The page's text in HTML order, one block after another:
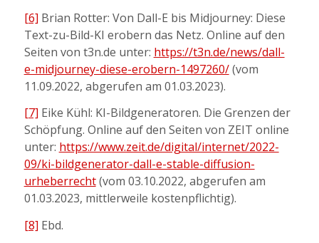
[6] Brian Rotter: Von Dall-E bis Midjourney: Diese
Text-zu-Bild-KI erobern das Netz. Online auf den
Seiten von t3n.de unter: https://t3n.de/news/dall-
e-midjourney-diese-erobern-1497260/(vom
11.09.2022, abgerufen am 01.03.2023).
[7] Eike Kühl: KI-Bildgeneratoren. Die Grenzen der
Schöpfung. Online auf den Seiten von ZEIT online
unter: https://www.zeit.de/digital/internet/2022-
09/ki-bildgenerator-dall-e-stable-diffusion-
urheberrecht(vom 03.10.2022, abgerufen am
01.03.2023, mittlerweile kostenpflichtig).
[8] Ebd.